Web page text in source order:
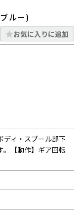
ルー)
お気に入りに追加
ディ・スプール部下
。【動作】ギア回転